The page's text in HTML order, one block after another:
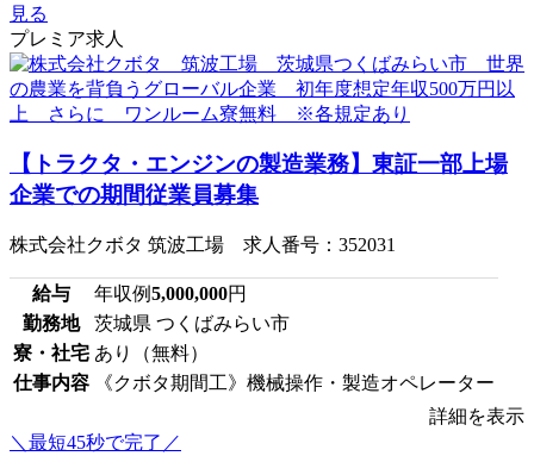
見る
プレミア求人
【トラクタ・エンジンの製造業務】東証一部上場
企業での期間従業員募集
株式会社クボタ 筑波工場 求人番号：352031
給与 年収例5,000,000円
勤務地
茨城県 つくばみらい市
寮・社宅 あり（無料）
仕事内容
《クボタ期間工》機械操作・製造オペレーター
詳細を表示
＼最短45秒で完了／